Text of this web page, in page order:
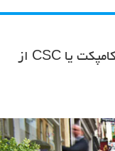
۶ دلیل برای بهتر بودن دوربین های کامپکت یا CSC از